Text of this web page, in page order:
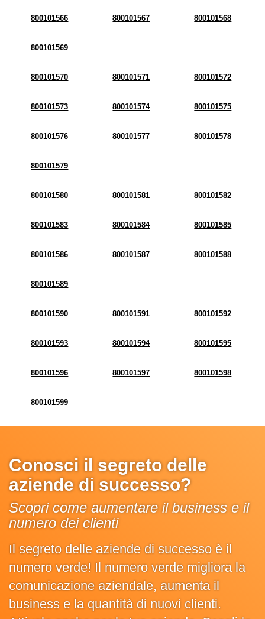
800101566 800101567 800101568
800101569
800101570 800101571 800101572
800101573 800101574 800101575
800101576 800101577 800101578
800101579
800101580 800101581 800101582
800101583 800101584 800101585
800101586 800101587 800101588
800101589
800101590 800101591 800101592
800101593 800101594 800101595
800101596 800101597 800101598
800101599
Conosci il segreto delle
aziende di successo?
Scopri come aumentare il business e il
numero dei clienti
Il segreto delle aziende di successo è il
numero verde! Il numero verde migliora la
comunicazione aziendale, aumenta il
business e la quantità di nuovi clienti.